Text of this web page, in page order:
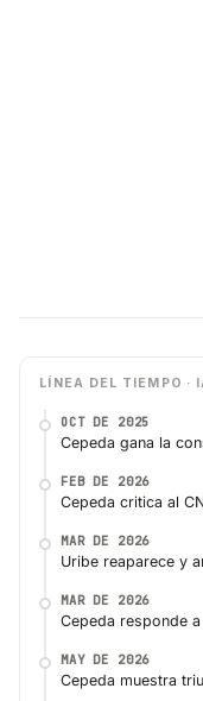
LÍNEA DEL TIEMPO ·
OCT DE 2025
Cepeda gana la
FEB DE 2026
Cepeda critica al
MAR DE 2026
Uribe reaparece y
MAR DE 2026
Cepeda responde
MAY DE 2026
Cepeda muestra